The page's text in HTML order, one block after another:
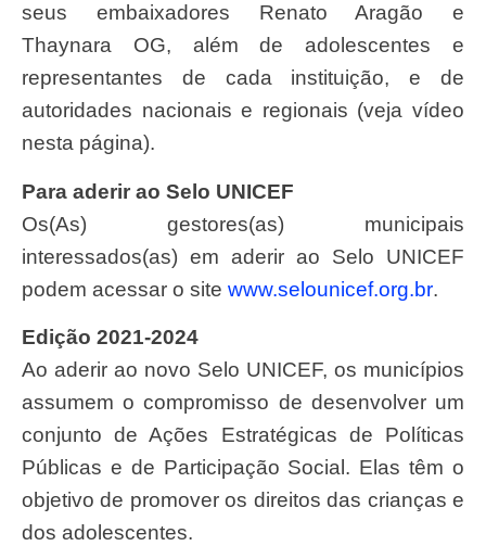
seus embaixadores Renato Aragão e
Thaynara OG, além de adolescentes e
representantes de cada instituição, e de
autoridades nacionais e regionais (veja vídeo
nesta página).
Para aderir ao Selo UNICEF
Os(As) gestores(as) municipais
interessados(as) em aderir ao Selo UNICEF
podem acessar o site www.selounicef.org.br.
Edição 2021-2024
Ao aderir ao novo Selo UNICEF, os municípios
assumem o compromisso de desenvolver um
conjunto de Ações Estratégicas de Políticas
Públicas e de Participação Social. Elas têm o
objetivo de promover os direitos das crianças e
dos adolescentes.